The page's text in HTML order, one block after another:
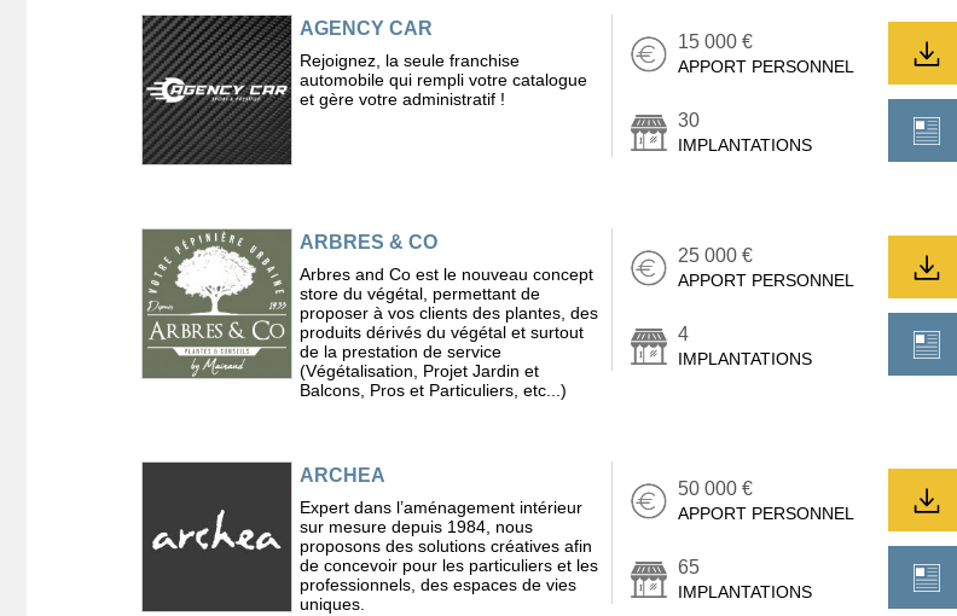
AGENCY CAR
Rejoignez, la seule franchise
automobile qui rempli votre catalogue
et gère votre administratif !
15 000 €
APPORT PERSONNEL
30
IMPLANTATIONS
ARBRES & CO
Arbres and Co est le nouveau concept
store du végétal, permettant de
proposer à vos clients des plantes, des
produits dérivés du végétal et surtout
de la prestation de service
(Végétalisation, Projet Jardin et
Balcons, Pros et Particuliers, etc...)
25 000 €
APPORT PERSONNEL
4
IMPLANTATIONS
ARCHEA
Expert dans l’aménagement intérieur
sur mesure depuis 1984, nous
proposons des solutions créatives afin
de concevoir pour les particuliers et les
professionnels, des espaces de vies
uniques.
50 000 €
APPORT PERSONNEL
65
IMPLANTATIONS